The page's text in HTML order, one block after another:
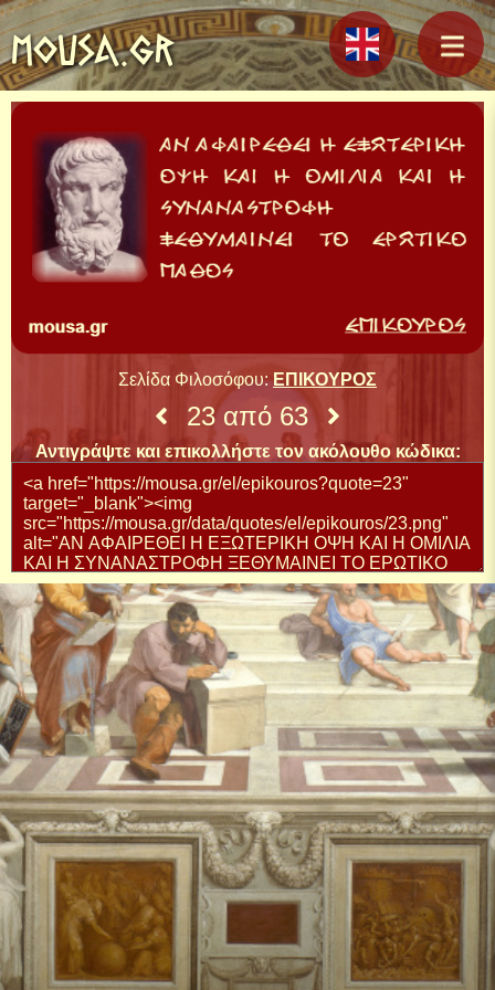
MOUSA.GR
Σελίδα Φιλοσόφου:ΕΠΙΚΟΥΡΟΣ
23 από 63
Αντιγράψτε και επικολλήστε τον ακόλουθο κώδικα: